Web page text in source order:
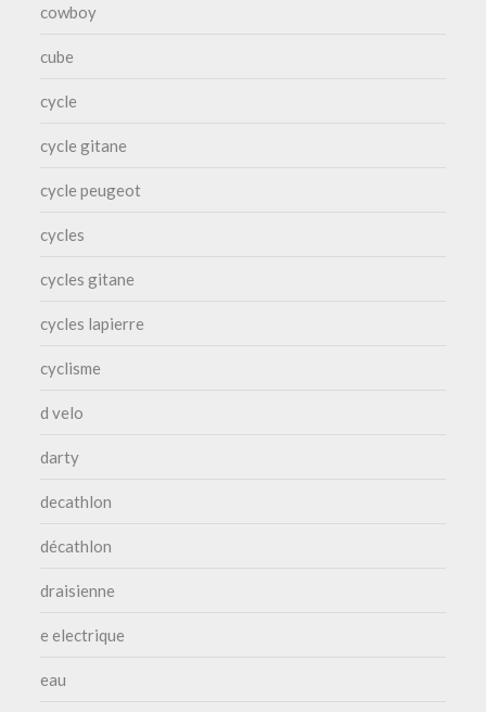
cowboy
cube
cycle
cycle gitane
cycle peugeot
cycles
cycles gitane
cycles lapierre
cyclisme
d velo
darty
decathlon
décathlon
draisienne
e electrique
eau